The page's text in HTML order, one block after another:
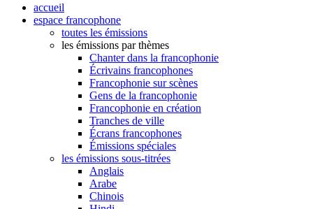
accueil
espace francophone
toutes les émissions
les émissions par thèmes
Chanter dans la francophonie
Écrivains francophones
Francophonie sur scènes
Gens de la francophonie
Francophonie en création
Tranches de ville
Écrans francophones
Émissions spéciales
les émissions sous-titrées
Anglais
Arabe
Chinois